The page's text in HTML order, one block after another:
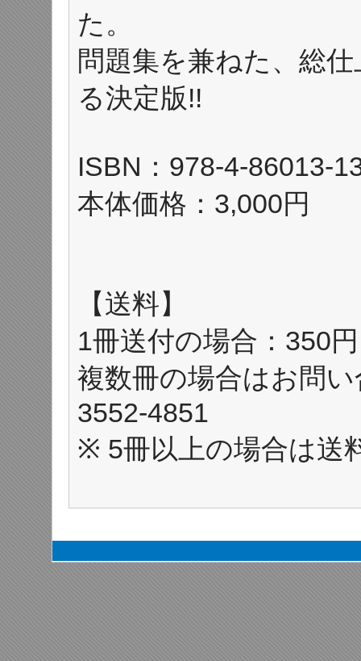
た。
問題集を兼ねた、総
る決定版!!
ISBN：978-4-86013-
本体価格：3,000円
【送料】
1冊送付の場合：350
複数冊の場合はお問
3552-4851
※ 5冊以上の場合は送